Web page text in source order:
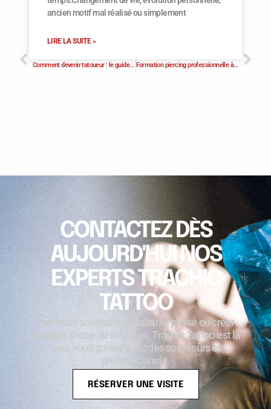
ancien motif mal réalisé ou simplement
LIRE LA SUITE »
Comment devenir tatoueur : le guide complet pour se lancer dans le métier (2026) Formation piercing professionnelle à Bruxelles avec pratique sur modèles
CONTACTEZ DÈS
AUJOURD'HUI NOS
EXPERTS TRACHIC
TATTOO
Que vous souhaitiez effacer le passé ou créer
quelque chose de nouveau, Trachic Tattoo est là
pour vous guider avec des soins sûrs et
professionnels.
RÉSERVER UNE VISITE